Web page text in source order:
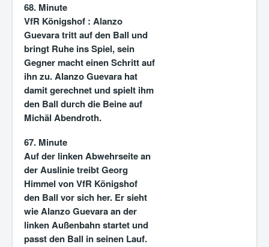
68. Minute
VfR Königshof : Alanzo
Guevara tritt auf den Ball und
bringt Ruhe ins Spiel, sein
Gegner macht einen Schritt auf
ihn zu. Alanzo Guevara hat
damit gerechnet und spielt ihm
den Ball durch die Beine auf
Michäl Abendroth.
67. Minute
Auf der linken Abwehrseite an
der Auslinie treibt Georg
Himmel von VfR Königshof
den Ball vor sich her. Er sieht
wie Alanzo Guevara an der
linken Außenbahn startet und
passt den Ball in seinen Lauf.